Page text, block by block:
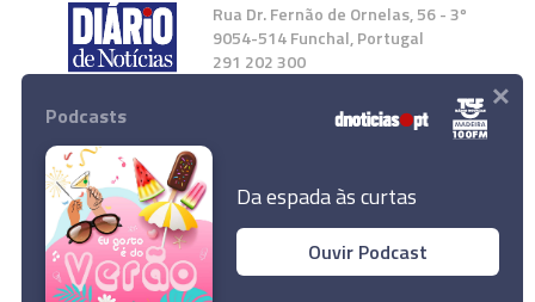
Rua Dr. Fernão de Ornelas, 56 - 3º
9054-514 Funchal, Portugal
291 202 300
Instale a nossa App
© 2026 Empresa Diário de Notícias, Lda.
Podcasts
Da espada às curtas
Ouvir Podcast
×